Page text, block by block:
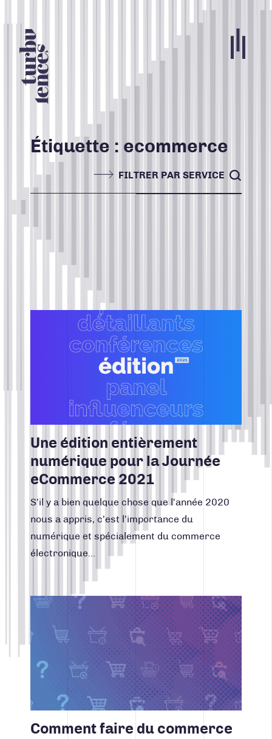
Portfolio
Carrières
Blogue
FacebookInstagramLinkedIn
Youtube
Québec (Québec) G1K 5C2
CONTACT
Étiquette : ecommerce
FILTRER PAR SERVICE
CRÉATION, DESIGN, PRODUCTION
INTELLIGENCE D'AFFAIRES
MARKETING RH
MARKETING WEB
NOUVELLES DE TURBULENCES
RÉALISATIONS
STRATÉGIE DE COMMUNICATION
STRATÉGIE DE MARQUE
Une édition entièrement
numérique pour la Journée
eCommerce 2021
S’il y a bien quelque chose que l’année 2020
nous a appris, c’est l’importance du
numérique et spécialement du commerce
électronique…
Comment faire du commerce